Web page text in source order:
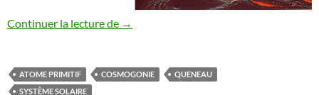
Continuer la lecture de Zazie dans le Cosmos (2/4) : Oh jeunesse
→
ATOME PRIMITIF COSMOGONIE
QUENEAU
SYSTÈME SOLAIRE